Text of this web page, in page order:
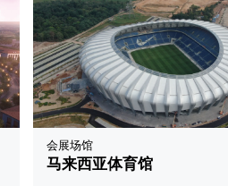
会展场馆
马来西亚体育馆